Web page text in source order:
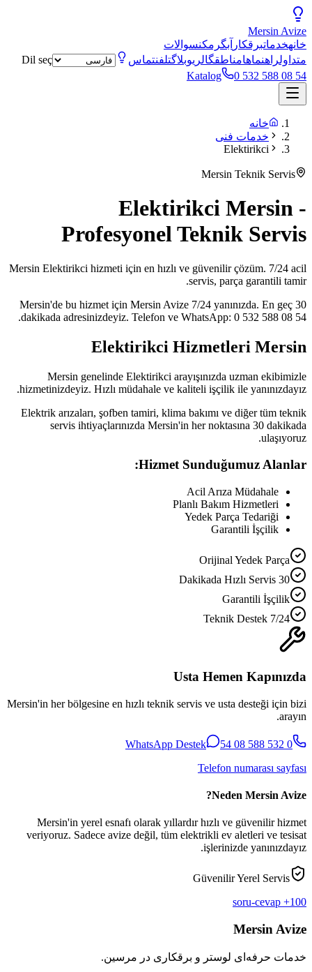
Mersin Avize
خانهخدماتبرقکار آبگرمکنسوالات
متداولراهنماهامناطقگالریوبلاگتلفنتماس
Dil seç
Katalog
0 532 588 08 54
خانه
خدمات فنی
Elektirikci
Mersin Teknik Servis
Elektirikci Mersin -
Profesyonel Teknik Servis
Mersin Elektirikci hizmeti için en hızlı ve güvenilir çözüm. 7/24 acil
servis, parça garantili tamir.
Mersin'de bu hizmet için Mersin Avize 7/24 yanınızda. En geç 30
dakikada adresinizdeyiz. Telefon ve WhatsApp: 0 532 588 08 54.
Elektirikci Hizmetleri Mersin
Mersin genelinde Elektirikci arayışınızda uzman ekibimizle
hizmetinizdeyiz. Hızlı müdahale ve kaliteli işçilik ile yanınızdayız.
Elektrik arızaları, şofben tamiri, klima bakımı ve diğer tüm teknik
servis ihtiyaçlarınızda Mersin'in her noktasına 30 dakikada
ulaşıyoruz.
Hizmet Sunduğumuz Alanlar:
Acil Arıza Müdahale
Planlı Bakım Hizmetleri
Yedek Parça Tedariği
Garantili İşçilik
Orijinal Yedek Parça
30 Dakikada Hızlı Servis
Garantili İşçilik
7/24 Teknik Destek
Usta Hemen Kapınızda
Mersin'in her bölgesine en hızlı teknik servis ve usta desteği için bizi
arayın.
0 532 588 08 54
WhatsApp Destek
Telefon numarası sayfası
Neden Mersin Avize?
Mersin'in yerel esnafı olarak yıllardır hızlı ve güvenilir hizmet
veriyoruz. Sadece avize değil, tüm elektrikli ev aletleri ve tesisat
işlerinizde yanınızdayız.
Güvenilir Yerel Servis
100+ soru-cevap
Mersin Avize
خدمات حرفه‌ای لوستر و برقکاری در مرسین.